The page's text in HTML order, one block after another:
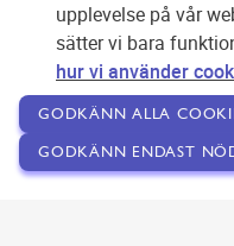
upplevelse på vår
sätter vi bara
hur vi använder
GODKÄNN ALLA
GODKÄNN ENDAST